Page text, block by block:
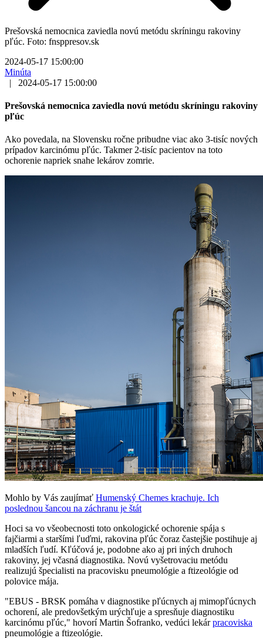
Prešovská nemocnica zaviedla novú metódu skríningu rakoviny
pľúc. Foto: fnsppresov.sk
2024-05-17 15:00:00
Minúta
|
2024-05-17 15:00:00
Prešovská nemocnica zaviedla novú metódu skríningu rakoviny
pľúc
Ako povedala, na Slovensku ročne pribudne viac ako 3-tisíc nových
prípadov karcinómu pľúc. Takmer 2-tisíc pacientov na toto
ochorenie napriek snahe lekárov zomrie.
Mohlo by Vás zaujímať Humenský Chemes krachuje. Ich
poslednou šancou na záchranu je štát
Hoci sa vo všeobecnosti toto onkologické ochorenie spája s
fajčiarmi a staršími ľuďmi, rakovina pľúc čoraz častejšie postihuje aj
mladších ľudí. Kľúčová je, podobne ako aj pri iných druhoch
rakoviny, jej včasná diagnostika. Novú vyšetrovaciu metódu
realizujú špecialisti na pracovisku pneumológie a ftizeológie od
polovice mája.
"EBUS - BRSK pomáha v diagnostike pľúcnych aj mimopľúcnych
ochorení, ale predovšetkým urýchľuje a spresňuje diagnostiku
karcinómu pľúc," hovorí Martin Šofranko, vedúci lekárpracoviska
pneumológie a ftizeológie.